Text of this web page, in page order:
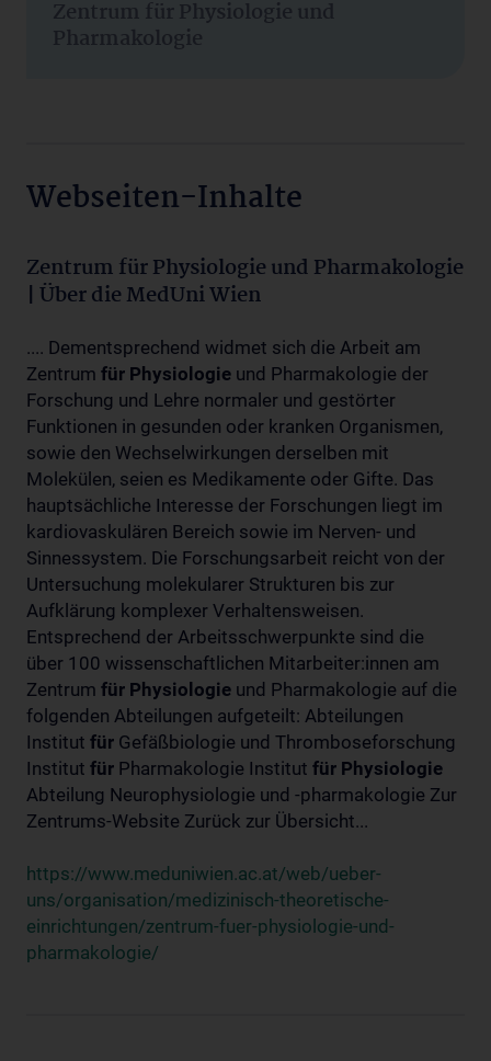
Zentrum für Physiologie und
Pharmakologie
Webseiten-Inhalte
Zentrum für Physiologie und Pharmakologie
| Über die MedUni Wien
.... Dementsprechend widmet sich die Arbeit am
Zentrum für Physiologie und Pharmakologie der
Forschung und Lehre normaler und gestörter
Funktionen in gesunden oder kranken Organismen,
sowie den Wechselwirkungen derselben mit
Molekülen, seien es Medikamente oder Gifte. Das
hauptsächliche Interesse der Forschungen liegt im
kardiovaskulären Bereich sowie im Nerven- und
Sinnessystem. Die Forschungsarbeit reicht von der
Untersuchung molekularer Strukturen bis zur
Aufklärung komplexer Verhaltensweisen.
Entsprechend der Arbeitsschwerpunkte sind die
über 100 wissenschaftlichen Mitarbeiter:innen am
Zentrum für Physiologie und Pharmakologie auf die
folgenden Abteilungen aufgeteilt: Abteilungen
Institut für Gefäßbiologie und Thromboseforschung
Institut für Pharmakologie Institut für Physiologie
Abteilung Neurophysiologie und -pharmakologie Zur
Zentrums-Website Zurück zur Übersicht...
https://www.meduniwien.ac.at/web/ueber-
uns/organisation/medizinisch-theoretische-
einrichtungen/zentrum-fuer-physiologie-und-
pharmakologie/